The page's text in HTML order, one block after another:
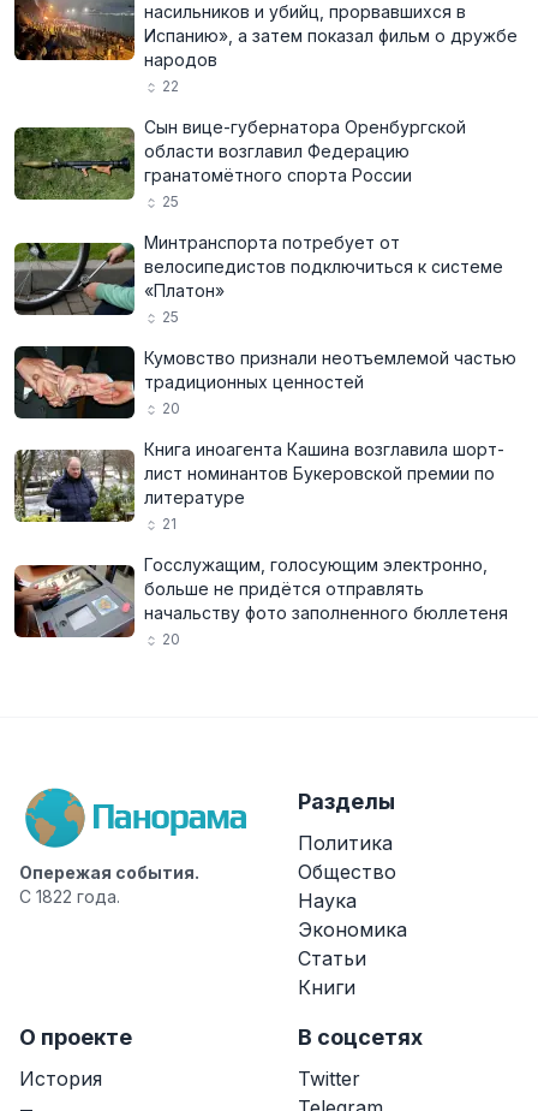
насильников и убийц, прорвавшихся в
Испанию», а затем показал фильм о дружбе
народов
22
Сын вице-губернатора Оренбургской
области возглавил Федерацию
гранатомётного спорта России
25
Минтранспорта потребует от
велосипедистов подключиться к системе
«Платон»
25
Кумовство признали неотъемлемой частью
традиционных ценностей
20
Книга иноагента Кашина возглавила шорт-
лист номинантов Букеровской премии по
литературе
21
Госслужащим, голосующим электронно,
больше не придётся отправлять
начальству фото заполненного бюллетеня
20
Опережая события.
С 1822 года.
Разделы
Политика
Общество
Наука
Экономика
Статьи
Книги
О проекте
История
В соцсетях
Twitter